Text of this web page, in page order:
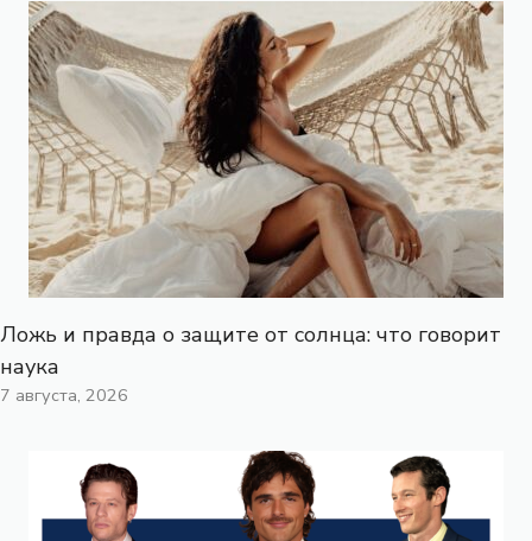
Ложь и правда о защите от солнца: что говорит
наука
7 августа, 2026